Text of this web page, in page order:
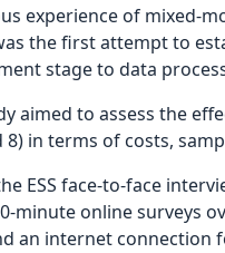
experience of mixed-
the first attempt to
stage to data
aimed to assess the
8) in terms of costs,
ESS face-to-face
minute online surveys
an internet connection